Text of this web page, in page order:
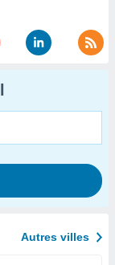
Autres villes